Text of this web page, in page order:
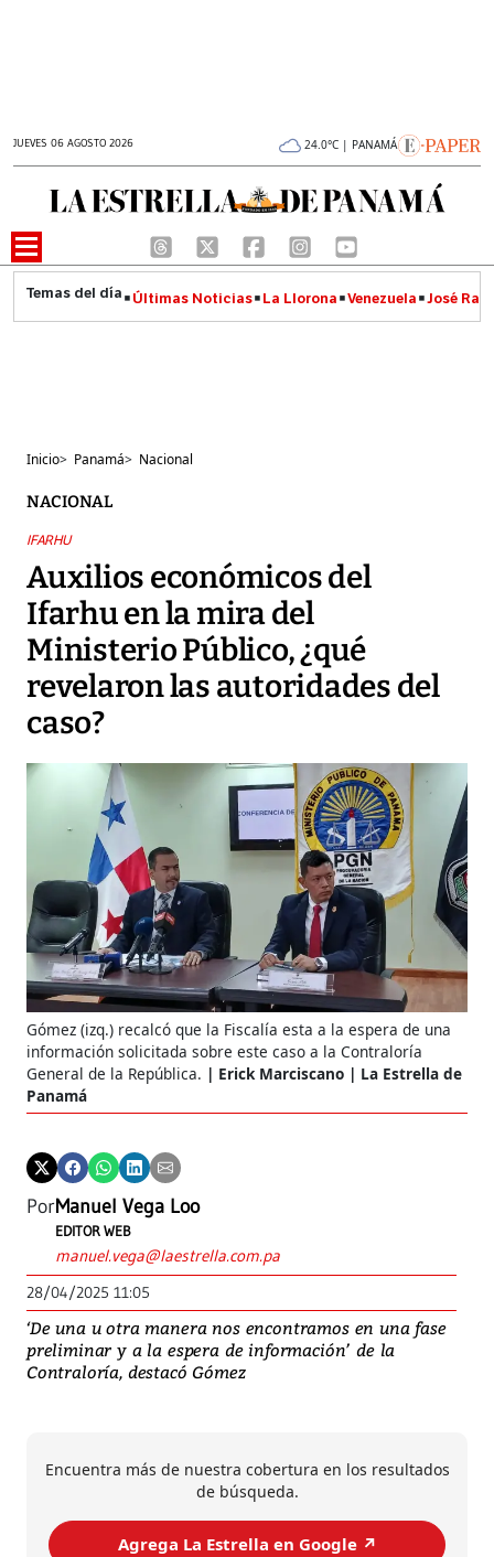
JUEVES 06 AGOSTO 2026 24.0°C | PANAMÁ
Últimas Noticias La Llorona Venezuela José
Inicio> Panamá> Nacional
NACIONAL
IFARHU
Auxilios económicos del
Ifarhu en la mira del
Ministerio Público, ¿qué
revelaron las autoridades del
caso?
Gómez (izq.) recalcó que la Fiscalía esta a la espera de una
información solicitada sobre este caso a la Contraloría
General de la República.
Erick Marciscano | La Estrella de
Panamá
PorManuel Vega Loo
EDITOR WEB
manuel.vega@laestrella.com.pa
28/04/2025 11:05
‘De una u otra manera nos encontramos en una fase
preliminar y a la espera de información’ de la
Contraloría, destacó Gómez
Encuentra más de nuestra cobertura en los resultados
de búsqueda.
Agrega La Estrella en Google ↗️